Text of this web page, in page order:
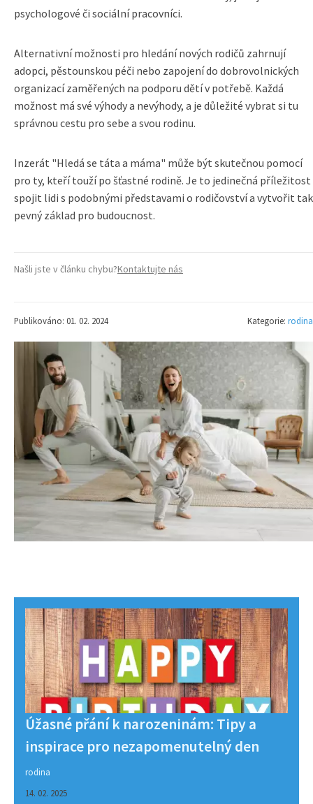
psychologové či sociální pracovníci.
Alternativní možnosti pro hledání nových rodičů zahrnují
adopci, pěstounskou péči nebo zapojení do dobrovolnických
organizací zaměřených na podporu dětí v potřebě. Každá
možnost má své výhody a nevýhody, a je důležité vybrat si tu
správnou cestu pro sebe a svou rodinu.
Inzerát "Hledá se táta a máma" může být skutečnou pomocí
pro ty, kteří touží po šťastné rodině. Je to jedinečná příležitost
spojit lidi s podobnými představami o rodičovství a vytvořit tak
pevný základ pro budoucnost.
Našli jste v článku chybu?Kontaktujte nás
Publikováno: 01. 02. 2024 Kategorie: rodina
Úžasné přání k narozeninám: Tipy a
inspirace pro nezapomenutelný den
rodina
14. 02. 2025